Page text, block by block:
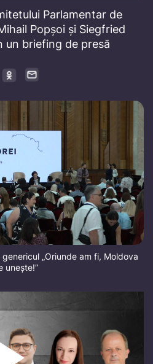
Parlamentar de
Popșoi și Siegfried
un briefing de presă
„Oriunde am fi, Moldova
unește!”